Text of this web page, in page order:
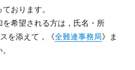
おります。
希望される方は，氏名・所
を添えて，《全難連事務局》ま